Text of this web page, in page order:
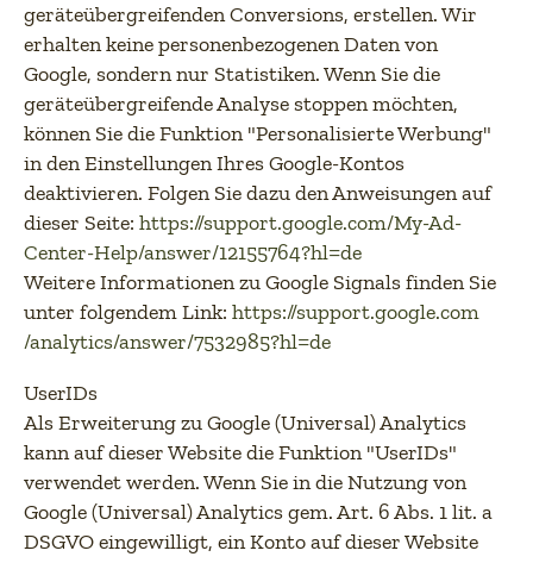
geräteübergreifenden Conversions, erstellen. Wir
erhalten keine personenbezogenen Daten von
Google, sondern nur Statistiken. Wenn Sie die
geräteübergreifende Analyse stoppen möchten,
können Sie die Funktion "Personalisierte Werbung"
in den Einstellungen Ihres Google-Kontos
deaktivieren. Folgen Sie dazu den Anweisungen auf
dieser Seite: https://support.google.com/My-Ad-
Center-Help/answer/12155764?hl=de
Weitere Informationen zu Google Signals finden Sie
unter folgendem Link: https://support.google.com
/analytics/answer/7532985?hl=de
UserIDs
Als Erweiterung zu Google (Universal) Analytics
kann auf dieser Website die Funktion "UserIDs"
verwendet werden. Wenn Sie in die Nutzung von
Google (Universal) Analytics gem. Art. 6 Abs. 1 lit. a
DSGVO eingewilligt, ein Konto auf dieser Website